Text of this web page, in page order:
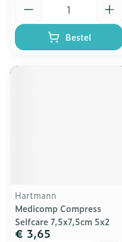
Bestel
Hartmann
Medicomp Compress
Selfcare 7,5x7,5cm 5x2
€ 3,65